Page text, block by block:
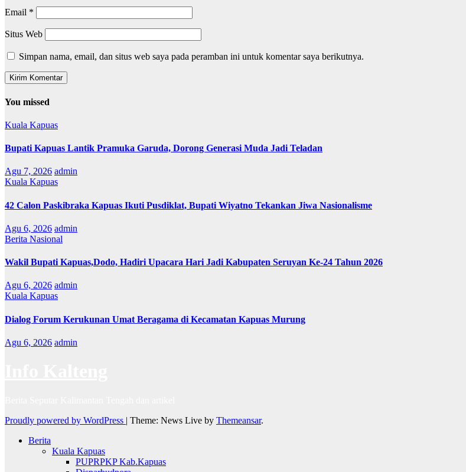
Email *
Situs Web
Simpan nama, email, dan situs web saya pada peramban ini untuk komentar saya berikutnya.
You missed
Kuala Kapuas
Bupati Kapuas Lantik Pramuka Garuda, Dorong Generasi Muda Jadi Teladan
Agu 7, 2026 admin
Kuala Kapuas
42 Calon Paskibraka Kapuas Ikuti Pusdiklat, Bupati Wiyatno Tekankan Jiwa Nasionalisme
Agu 6, 2026 admin
Berita Nasional
Wakil Bupati Kapuas,Dodo, Hadiri Upacara Hari Jadi Kabupaten Seruyan Ke-24 Tahun 2026
Agu 6, 2026 admin
Kuala Kapuas
Dialog Forum Kerukunan Umat Beragama di Kecamatan Kapuas Murung
Agu 6, 2026 admin
Proudly powered by WordPress | Theme: News Live by Themeansar.
Berita
Kuala Kapuas
PUPRPKP Kab.Kapuas